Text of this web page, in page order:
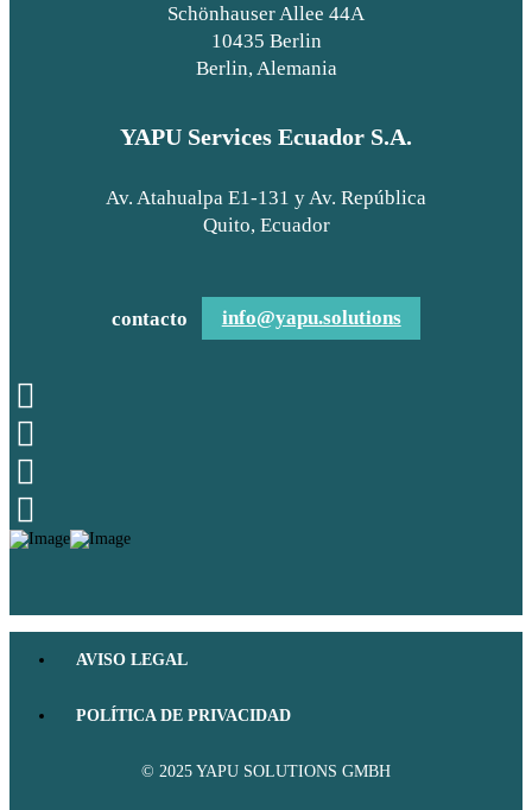
Schönhauser Allee 44A
10435 Berlin
Berlin, Alemania
YAPU Services Ecuador S.A.
Av. Atahualpa E1-131 y Av. República
Quito, Ecuador
contacto info@yapu.solutions
AVISO LEGAL
POLÍTICA DE PRIVACIDAD
© 2025 YAPU SOLUTIONS GMBH